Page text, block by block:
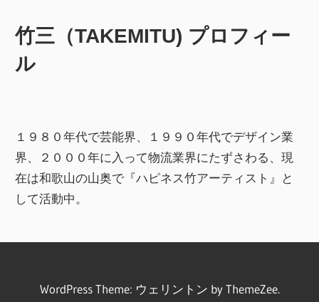
竹三（TAKEMITU) プロフィー
ル
１９８０年代で芸能界、１９９０年代でデザイン業
界、２０００年に入って物流業界にたずさわる、現
在は和歌山の山奥で『ハピネス竹アーティスト』と
して活動中。
WordPress Theme: ウェリントン by ThemeZee.